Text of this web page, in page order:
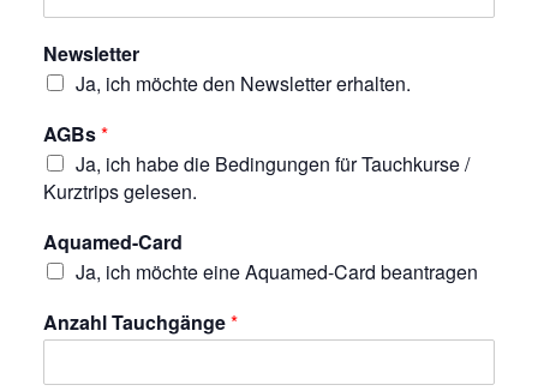
Newsletter
Ja, ich möchte den Newsletter erhalten.
AGBs*
Ja, ich habe die Bedingungen für Tauchkurse /
Kurztrips gelesen.
Aquamed-Card
Ja, ich möchte eine Aquamed-Card beantragen
Anzahl Tauchgänge*